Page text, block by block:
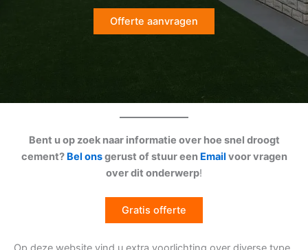
Offerte aanvragen
Bent u op zoek naar informatie over hoe snel droogt
cement? Bel onsgerust of stuur een Email voor vragen
over dit onderwerp!
Gratis offerte